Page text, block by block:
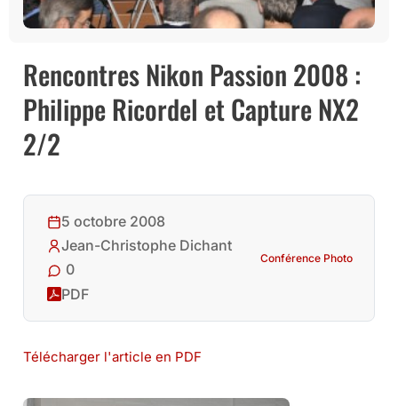
Rencontres Nikon Passion 2008 :
Philippe Ricordel et Capture NX2
2/2
5 octobre 2008
Jean-Christophe Dichant
0
PDF
Conférence Photo
Télécharger l'article en PDF